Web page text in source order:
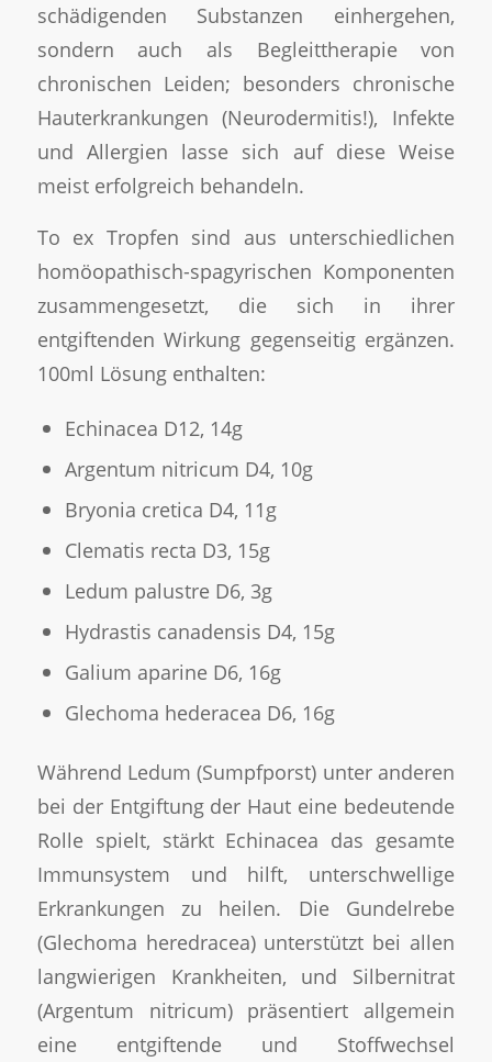
schädigenden Substanzen einhergehen,
sondern auch als Begleittherapie von
chronischen Leiden; besonders chronische
Hauterkrankungen (Neurodermitis!), Infekte
und Allergien lasse sich auf diese Weise
meist erfolgreich behandeln.
To ex Tropfen sind aus unterschiedlichen
homöopathisch-spagyrischen Komponenten
zusammengesetzt, die sich in ihrer
entgiftenden Wirkung gegenseitig ergänzen.
100ml Lösung enthalten:
Echinacea D12, 14g
Argentum nitricum D4, 10g
Bryonia cretica D4, 11g
Clematis recta D3, 15g
Ledum palustre D6, 3g
Hydrastis canadensis D4, 15g
Galium aparine D6, 16g
Glechoma hederacea D6, 16g
Während Ledum (Sumpfporst) unter anderen
bei der Entgiftung der Haut eine bedeutende
Rolle spielt, stärkt Echinacea das gesamte
Immunsystem und hilft, unterschwellige
Erkrankungen zu heilen. Die Gundelrebe
(Glechoma heredracea) unterstützt bei allen
langwierigen Krankheiten, und Silbernitrat
(Argentum nitricum) präsentiert allgemein
eine entgiftende und Stoffwechsel